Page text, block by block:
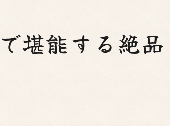
忘れる梅田の居酒屋で味わう鳥料理の極み
堪能する絶